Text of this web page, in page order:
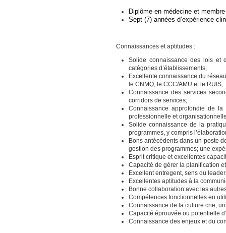
Diplôme en médecine et
Sept (7) années d’expérience
Connaissances et aptitudes :
Solide connaissance des lois et
catégories d’établissements;
Excellente connaissance du
le CNMQ, le CCC/AMU et le RUIS;
Connaissance des services
corridors de services;
Connaissance approfondie de la
professionnelle et
Solide connaissance de la
programmes, y compris
Bons antécédents dans un poste
gestion des programmes; une
Esprit critique et excellentes
Capacité de gérer la planification
Excellent entregent, sens du
Excellentes aptitudes à la
Bonne collaboration avec les
Compétences fonctionnelles en
Connaissance de la culture crie,
Capacité éprouvée ou potentielle
Connaissance des enjeux et du